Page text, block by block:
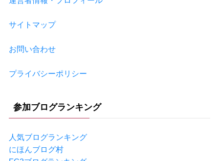
サイトマップ
お問い合わせ
プライバシーポリシー
参加ブログランキング
人気ブログランキング
にほんブログ村